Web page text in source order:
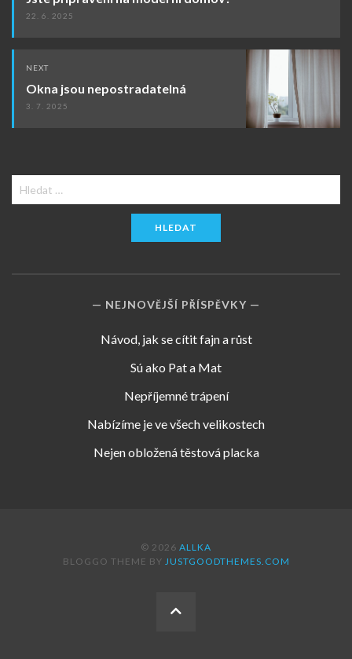
22. 6. 2025
NEXT
Okna jsou nepostradatelná
3. 7. 2025
Vyhledávání
NEJNOVĚJŠÍ PŘÍSPĚVKY
Návod, jak se cítit fajn a růst
Sú ako Pat a Mat
Nepříjemné trápení
Nabízíme je ve všech velikostech
Nejen obložená těstová placka
© 2026 ALLKA
BLOGGO THEME BY JUSTGOODTHEMES.COM
BACK